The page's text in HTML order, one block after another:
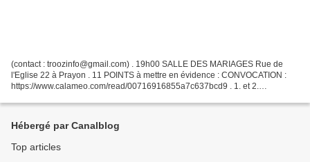
(contact : troozinfo@gmail.com) . 19h00 SALLE DES MARIAGES Rue de
l'Eglise 22 à Prayon . 11 POINTS à mettre en évidence : CONVOCATION :
https://www.calameo.com/read/00716916855a7c637bcd9 . 1. et 2.
Hébergé par Canalblog
Top articles